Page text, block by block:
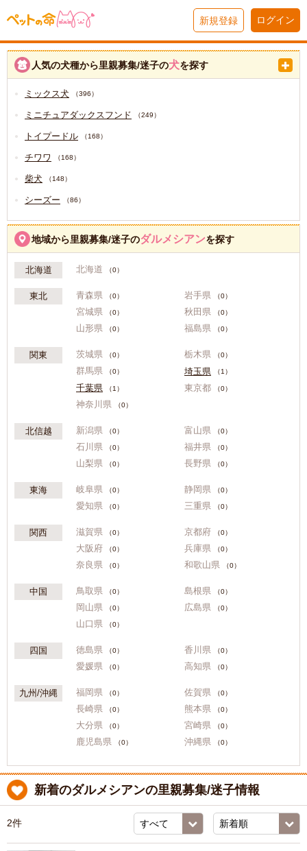
新規登録 ログイン
人気の犬種から里親募集/迷子の犬を探す
ミックス犬 （396）
ミニチュアダックスフンド （249）
トイプードル （168）
チワワ （168）
柴犬 （148）
シーズー （86）
地域から里親募集/迷子のダルメシアンを探す
北海道 北海道 （0）
東北 青森県 （0） 岩手県 （0）
宮城県 （0） 秋田県 （0）
山形県 （0） 福島県 （0）
関東 茨城県 （0） 栃木県 （0）
群馬県 （0） 埼玉県 （1）
千葉県 （1） 東京都 （0）
神奈川県 （0）
北信越 新潟県 （0） 富山県 （0）
石川県 （0） 福井県 （0）
山梨県 （0） 長野県 （0）
東海 岐阜県 （0） 静岡県 （0）
愛知県 （0） 三重県 （0）
関西 滋賀県 （0） 京都府 （0）
大阪府 （0） 兵庫県 （0）
奈良県 （0） 和歌山県 （0）
中国 鳥取県 （0） 島根県 （0）
岡山県 （0） 広島県 （0）
山口県 （0）
四国 徳島県 （0） 香川県 （0）
愛媛県 （0） 高知県 （0）
九州/沖縄 福岡県 （0） 佐賀県 （0）
長崎県 （0） 熊本県 （0）
大分県 （0） 宮崎県 （0）
鹿児島県 （0） 沖縄県 （0）
新着のダルメシアンの里親募集/迷子情報
2件